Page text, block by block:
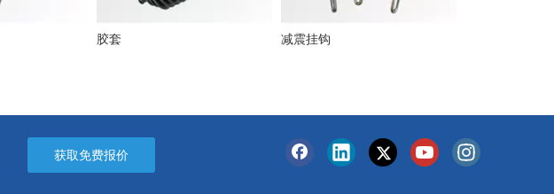
胶套 减震挂钩
获取免费报价